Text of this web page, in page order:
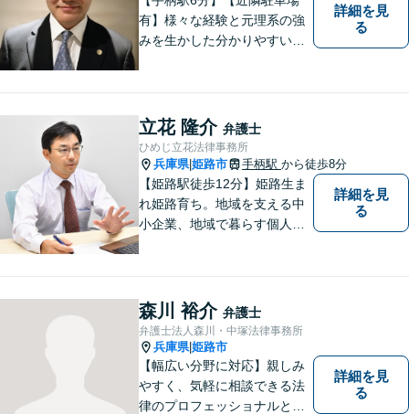
有】様々な経験と元理系の強
みを生かした分かりやすい・
すい例を挙げて説明を行いま
す。ぜひご相談ください。
詳細を見
る
立花 隆介 弁護士
ひめじ立花法律事務所
兵庫県|姫路市 手柄駅 から徒歩8分
【姫路駅徒歩12分】姫路生ま
れ姫路育ち。地域を支える中
小企業、地域で暮らす個人に
済など幅広い問題に積極的に
取り組みます。お気軽にご相
談ください。
詳細を見
る
森川 裕介 弁護士
弁護士法人森川・中塚法律事務所
兵庫県|姫路市
【幅広い分野に対応】親しみ
やすく、気軽に相談できる法
律のプロフェッショナルとし
詳細を見
る